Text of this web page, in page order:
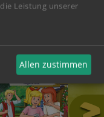
Leistung unserer
Allen zustimmen